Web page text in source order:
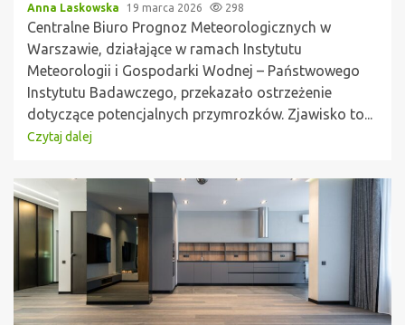
Anna Laskowska 19 marca 2026 298
Centralne Biuro Prognoz Meteorologicznych w
Warszawie, działające w ramach Instytutu
Meteorologii i Gospodarki Wodnej – Państwowego
Instytutu Badawczego, przekazało ostrzeżenie
dotyczące potencjalnych przymrozków. Zjawisko to...
Czytaj dalej